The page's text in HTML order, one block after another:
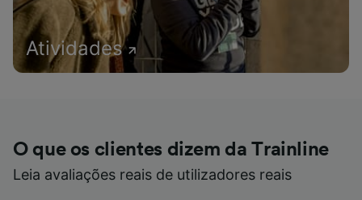
Atividades
O que os clientes dizem da Trainline
Leia avaliações reais de utilizadores reais